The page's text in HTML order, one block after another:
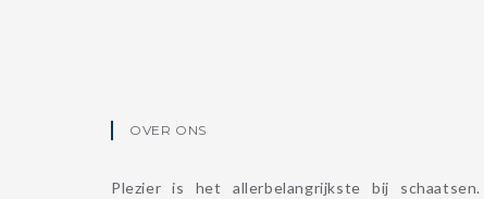
OVER ONS
Plezier is het allerbelangrijkste bij schaatsen.